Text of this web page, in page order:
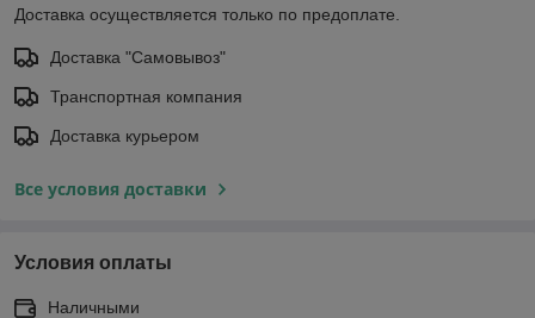
Доставка осуществляется только по предоплате.
Доставка "Самовывоз"
Транспортная компания
Доставка курьером
Все условия доставки
Условия оплаты
Наличными